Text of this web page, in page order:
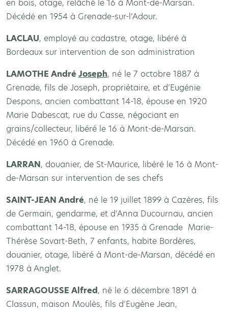
en bois, otage, relâché le 16 à Mont-de-Marsan.
Décédé en 1954 à Grenade-sur-l’Adour.
LACLAU, employé au cadastre, otage, libéré à
Bordeaux sur intervention de son administration
LAMOTHE André Joseph, né le 7 octobre 1887 à
Grenade, fils de Joseph, propriétaire, et d’Eugénie
Despons, ancien combattant 14-18, épouse en 1920
Marie Dabescat, rue du Casse, négociant en
grains/collecteur, libéré le 16 à Mont-de-Marsan.
Décédé en 1960 à Grenade.
LARRAN, douanier, de St-Maurice, libéré le 16 à Mont-
de-Marsan sur intervention de ses chefs
SAINT-JEAN André, né le 19 juillet 1899 à Cazères, fils
de Germain, gendarme, et d’Anna Ducournau, ancien
combattant 14-18, épouse en 1935 à Grenade Marie-
Thérèse Sovart-Beth, 7 enfants, habite Bordères,
douanier, otage, libéré à Mont-de-Marsan, décédé en
1978 à Anglet.
SARRAGOUSSE Alfred, né le 6 décembre 1891 à
Classun, maison Moulès, fils d’Eugène Jean,